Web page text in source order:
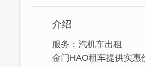
介绍
服务：汽机车出租
金门HAO租车提供实惠